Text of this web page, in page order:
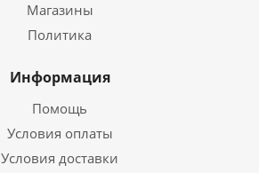
Магазины
Политика
Информация
Помощь
Условия оплаты
Условия доставки